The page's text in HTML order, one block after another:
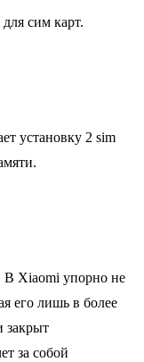
сим карт.
установку 2 sim
В Xiaomi упорно не
его лишь в более
закрыт
за собой